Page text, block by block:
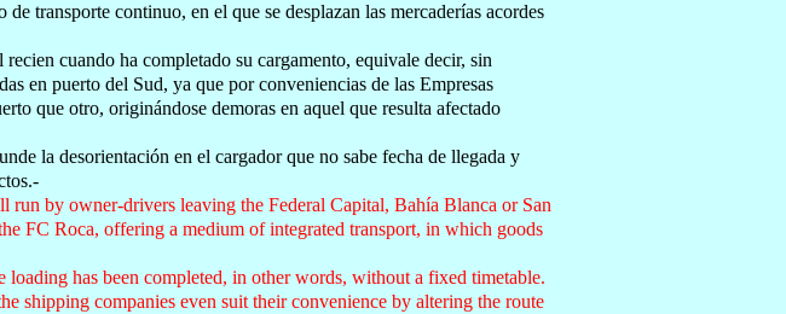
transporte continuo, en el que se desplazan las mercaderías acordes
cuando ha completado su cargamento, equivale decir, sin
en puerto del Sud, ya que por conveniencias de las Empresas
que otro, originándose demoras en aquel que resulta afectado
la desorientación en el cargador que no sabe fecha de llegada y
run by owner-drivers leaving the Federal Capital, Bahía Blanca or San
FC Roca, offering a medium of integrated transport, in which goods
loading has been completed, in other words, without a fixed timetable.
shipping companies even suit their convenience by altering the route